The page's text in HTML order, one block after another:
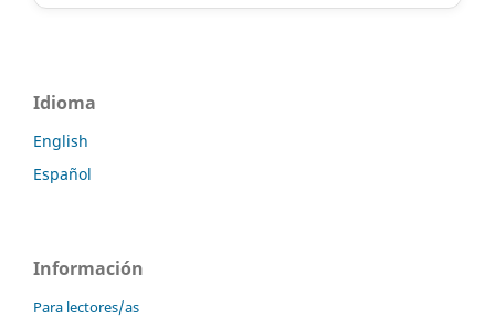
Idioma
English
Español
Información
Para lectores/as